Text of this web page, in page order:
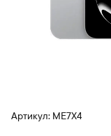
Артикул: ME7X4